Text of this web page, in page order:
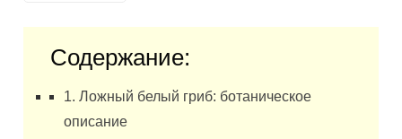
Содержание:
1. Ложный белый гриб: ботаническое
описание